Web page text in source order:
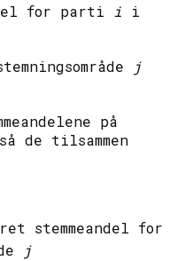
for parti i i
j
på
de tilsammen
stemmeandel for
j